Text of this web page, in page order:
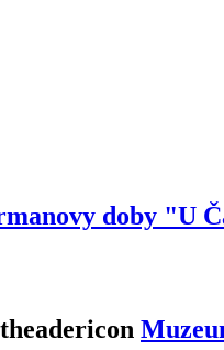
doby "U